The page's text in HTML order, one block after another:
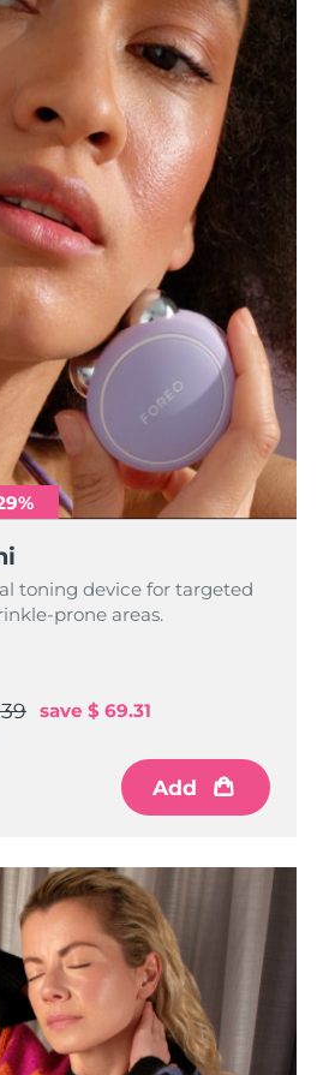
toning device for targeted
prone areas.
save $ 69.31
Add
Oczekiwany czas dostawy
8/11/26
Oczekiwany czas dostawy
8/10/26
Oczekiwany czas dostawy
8/14/26
Oczekiwany czas dostawy
Oczekiwany czas dostawy
8/17/26
Oczekiwany czas dostawy
8/10/26
Oczekiwany czas dostawy
8/11/26
Oczekiwany czas dostawy
Oczekiwany czas dostawy
8/11/26
Oczekiwany czas dostawy
Oczekiwany czas dostawy
8/9/26
Oczekiwany czas dostawy
8/9/26
Oczekiwany czas dostawy
8/14/26